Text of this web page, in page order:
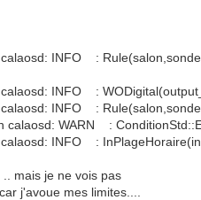
INFO :
INFO :
INFO :
calaosd: WARN :
INFO :
mais je ne vois pas
j'avoue mes limites....